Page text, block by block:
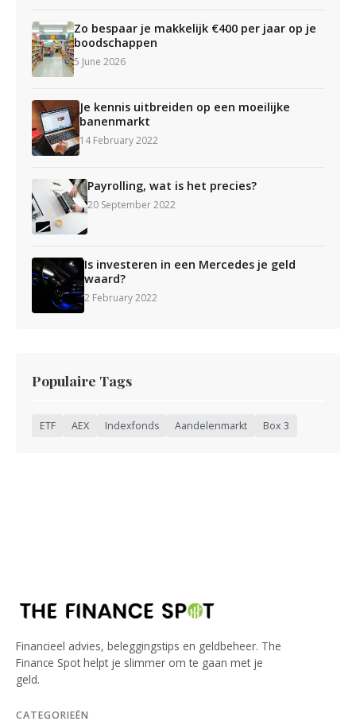
Zo bespaar je makkelijk €400 per jaar op je
boodschappen
5 June 2026
Je kennis uitbreiden op een moeilijke
banenmarkt
14 February 2022
Payrolling, wat is het precies?
20 September 2022
Is investeren in een Mercedes je geld
waard?
2 February 2022
Populaire Tags
ETF AEX Indexfonds Aandelenmarkt Box 3
Financieel advies, beleggingstips en geldbeheer. The
Finance Spot helpt je slimmer om te gaan met je
geld.
CATEGORIEËN